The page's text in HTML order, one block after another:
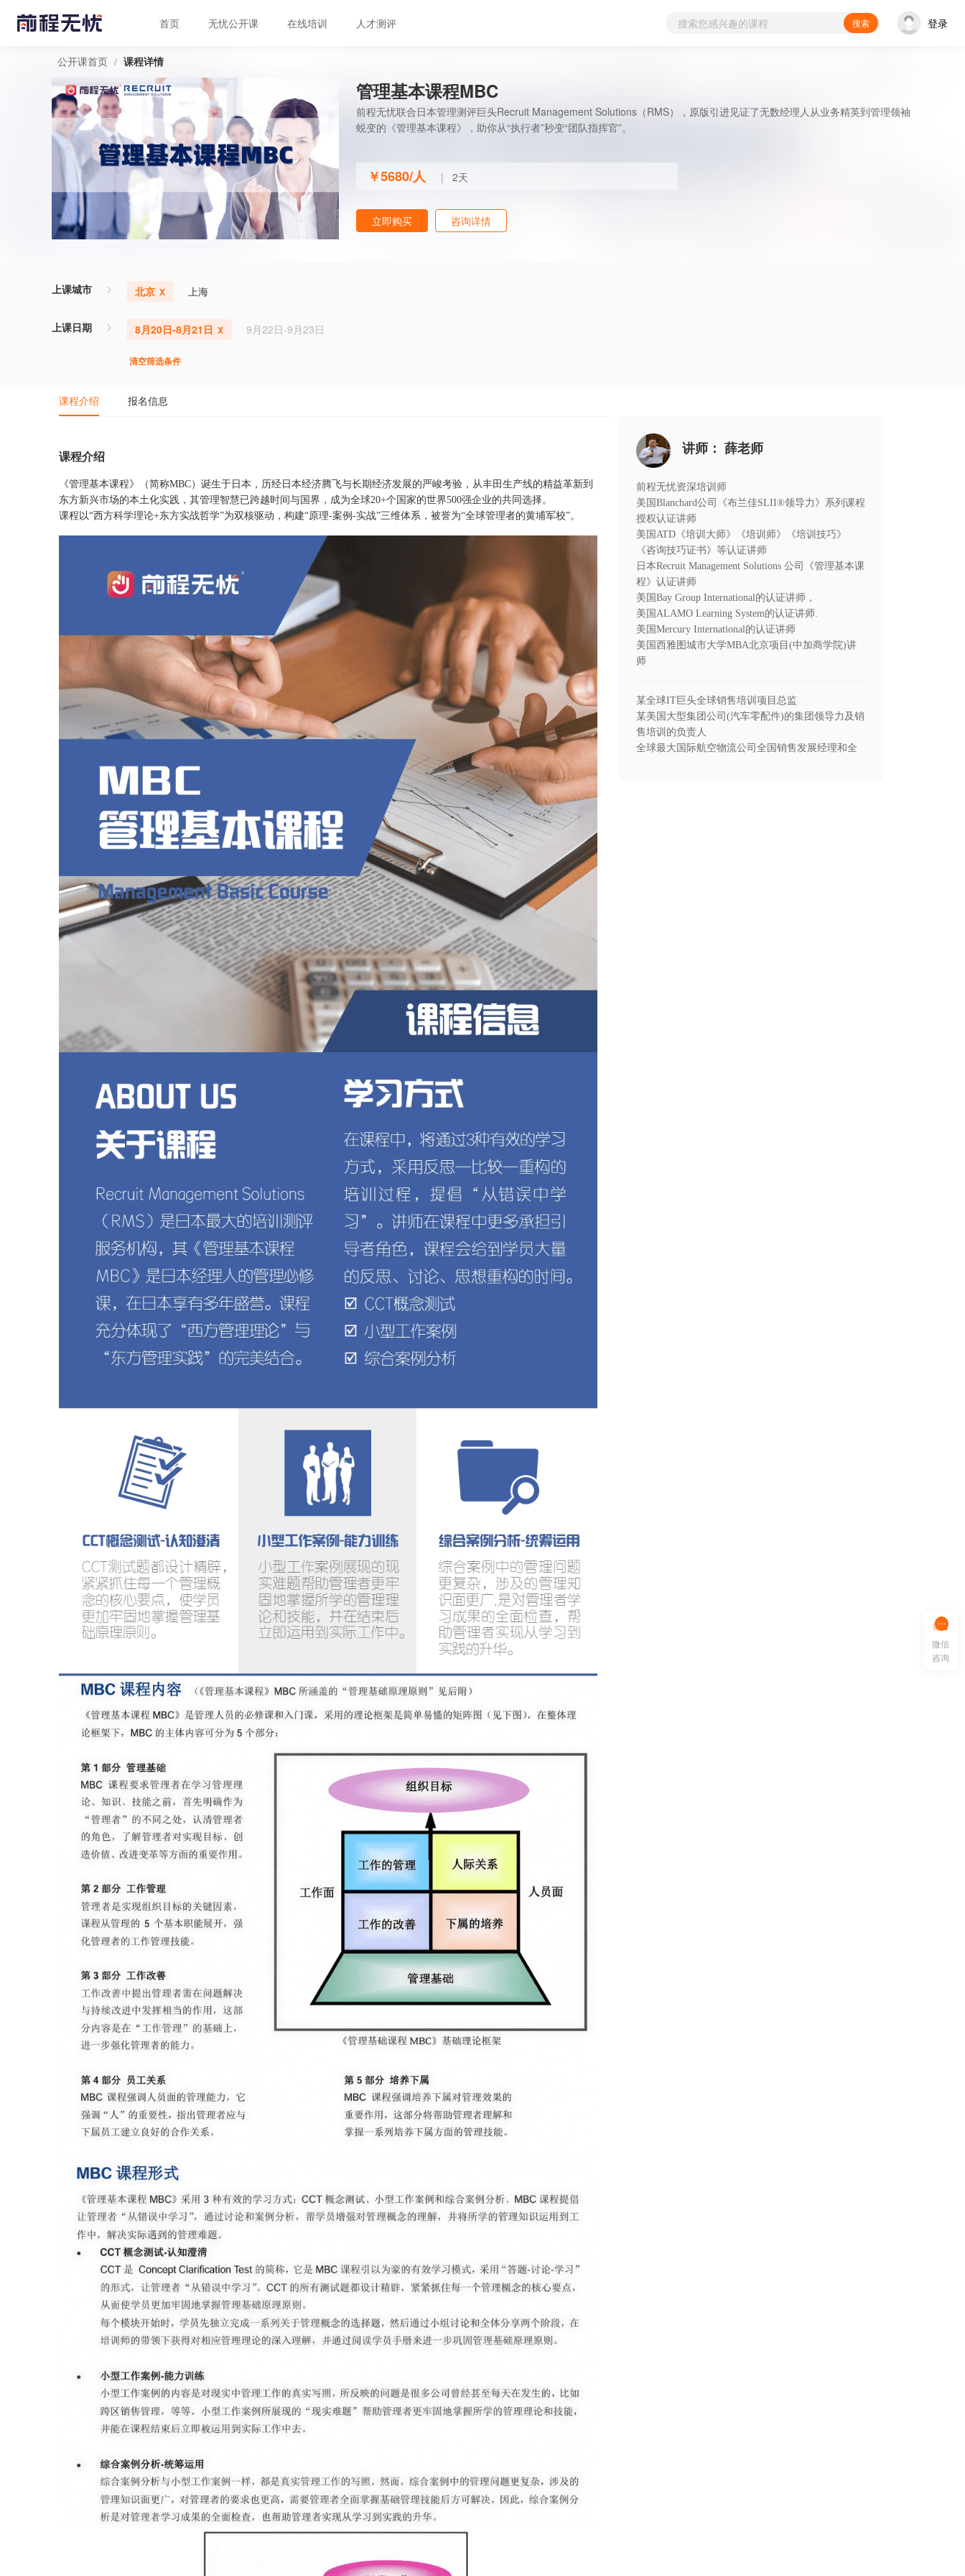
首页 无忧公开课 在线培训 人才测评 搜索 登录
公开课首页 / 课程详情
管理基本课程MBC
前程无忧联合日本管理测评巨头Recruit Management Solutions（RMS），原版引进见证了无数经理人从业务精英到管理领袖
蜕变的《管理基本课程》，助你从“执行者”秒变“团队指挥官”。
￥5680/人 | 2天
立即购买 咨询详情
上课城市 北京 上海
上课日期 8月20日-8月21日 9月22日-9月23日
清空筛选条件
课程介绍 报名信息
课程介绍
《管理基本课程》（简称MBC）诞生于日本，历经日本经济腾飞与长期经济发展的严峻考验，从丰田生产线的精益革新到
东方新兴市场的本土化实践，其管理智慧已跨越时间与国界，成为全球20+个国家的世界500强企业的共同选择。
课程以“西方科学理论+东方实战哲学”为双核驱动，构建“原理-案例-实战”三维体系，被誉为“全球管理者的黄埔军校”。
讲师： 薛老师
前程无忧资深培训师
美国Blanchard公司《布兰佳SLII®领导力》系列课程
授权认证讲师
美国ATD《培训大师》《培训师》《培训技巧》
《咨询技巧证书》等认证讲师
日本Recruit Management Solutions 公司《管理基本课
程》认证讲师
美国Bay Group International的认证讲师，
美国ALAMO Learning System的认证讲师.
美国Mercury International的认证讲师
美国西雅图城市大学MBA北京项目(中加商学院)讲
师
某全球IT巨头全球销售培训项目总监
某美国大型集团公司(汽车零配件)的集团领导力及销
售培训的负责人
全球最大国际航空物流公司全国销售发展经理和全
微信
咨询